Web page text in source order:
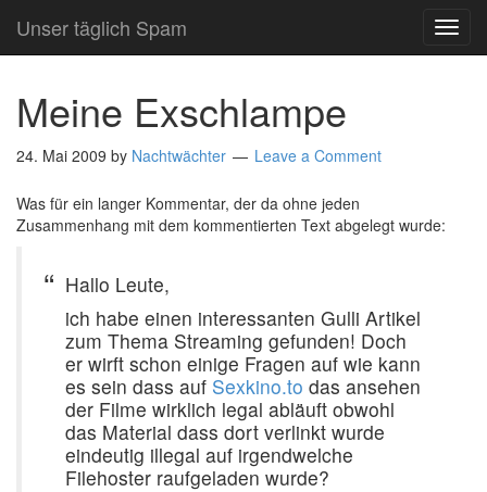
Unser täglich Spam
Meine Exschlampe
24. Mai 2009 by Nachtwächter Leave a Comment
Was für ein langer Kommentar, der da ohne jeden
Zusammenhang mit dem kommentierten Text abgelegt wurde:
Hallo Leute,
ich habe einen interessanten Gulli Artikel
zum Thema Streaming gefunden! Doch
er wirft schon einige Fragen auf wie kann
es sein dass auf Sexkino.to das ansehen
der Filme wirklich legal abläuft obwohl
das Material dass dort verlinkt wurde
eindeutig illegal auf irgendwelche
Filehoster raufgeladen wurde?